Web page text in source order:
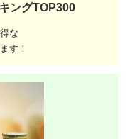
ングTOP300
な
す！